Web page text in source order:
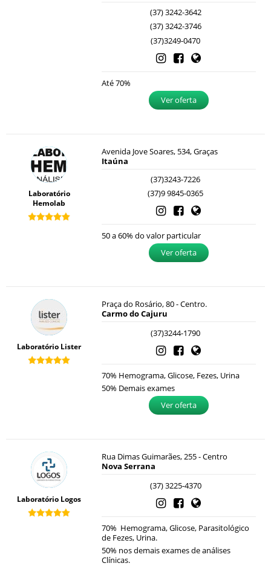
(37) 3242-3642
(37) 3242-3746
(37)3249-0470
Até 70%
Ver oferta
Laboratório
Hemolab
Avenida Jove Soares, 534, Graças
Itaúna
(37)3243-7226
(37)9 9845-0365
50 a 60% do valor particular
Ver oferta
Laboratório Lister
Praça do Rosário, 80 - Centro.
Carmo do Cajuru
(37)3244-1790
70% Hemograma, Glicose, Fezes, Urina
50% Demais exames
Ver oferta
Laboratório Logos
Rua Dimas Guimarães, 255 - Centro
Nova Serrana
(37) 3225-4370
70% Hemograma, Glicose, Parasitológico
de Fezes, Urina.
50% nos demais exames de análises
Clínicas.